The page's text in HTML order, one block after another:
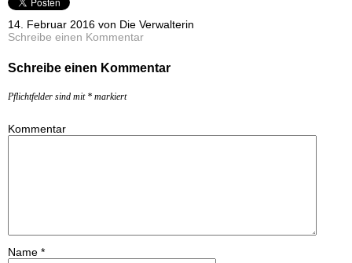
14. Februar 2016 von Die Verwalterin
Schreibe einen Kommentar
Schreibe einen Kommentar
Pflichtfelder sind mit * markiert
Kommentar
Name *